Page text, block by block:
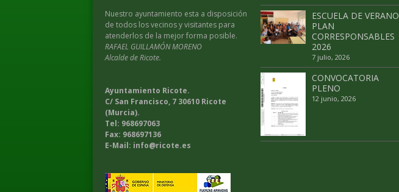
Nuestro ayuntamiento esta a disposición
de todos los vecinos y visitantes para
atenderlos de la mejor forma posible.
RAFAEL GUILLAMÓN MORENO
Alcalde de Ricote.
Ayuntamiento Ricote.
C/ San Francisco, 7 30610 Ricote
(Murcia).
Tel: 968697063
Fax: 968697136
E-Mail: info@ricote.es
ESCUELA DE VERANO
PLAN
CORRESPONSABLES
2026
7 julio, 2026
CONVOCATORIA
PLENO
12 junio, 2026